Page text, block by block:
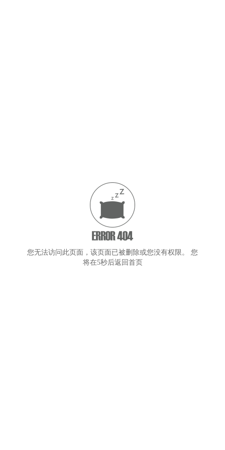
您无法访问此页面，该页面已被删除或您没有权限。 您
将在5秒后返回首页